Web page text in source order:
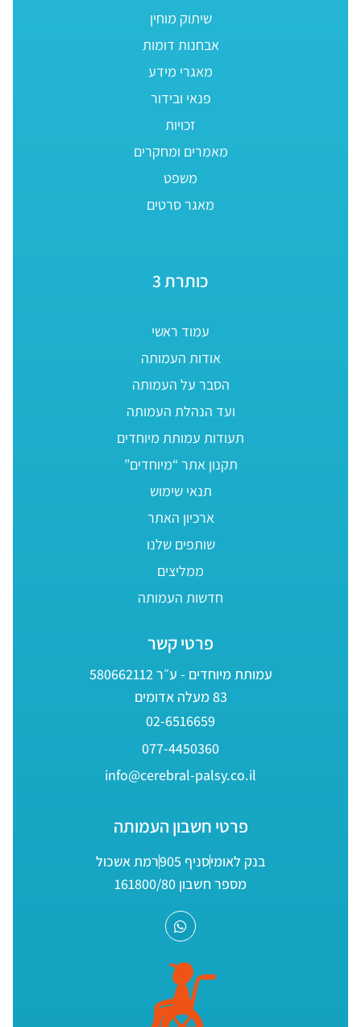
שיתוק מוחין
אבחנות דומות
מאגרי מידע
פנאי ובידור
זכויות
מאמרים ומחקרים
משפט
מאגר סרטים
כותרת 3
עמוד ראשי
אודות העמותה
הסבר על העמותה
ועד הנהלת העמותה
תעודות עמותת מיוחדים
תקנון אתר “מיוחדים”
תנאי שימוש
ארכיון האתר
שותפים שלנו
ממליצים
חדשות העמותה
פרטי קשר
עמותת מיוחדים - ע״ר 580662112
83 מעלה אדומים
02-6516659
077-4450360
info@cerebral-palsy.co.il
פרטי חשבון העמותה
בנק לאומיסניף 905
רמת אשכול
מספר חשבון 161800/80